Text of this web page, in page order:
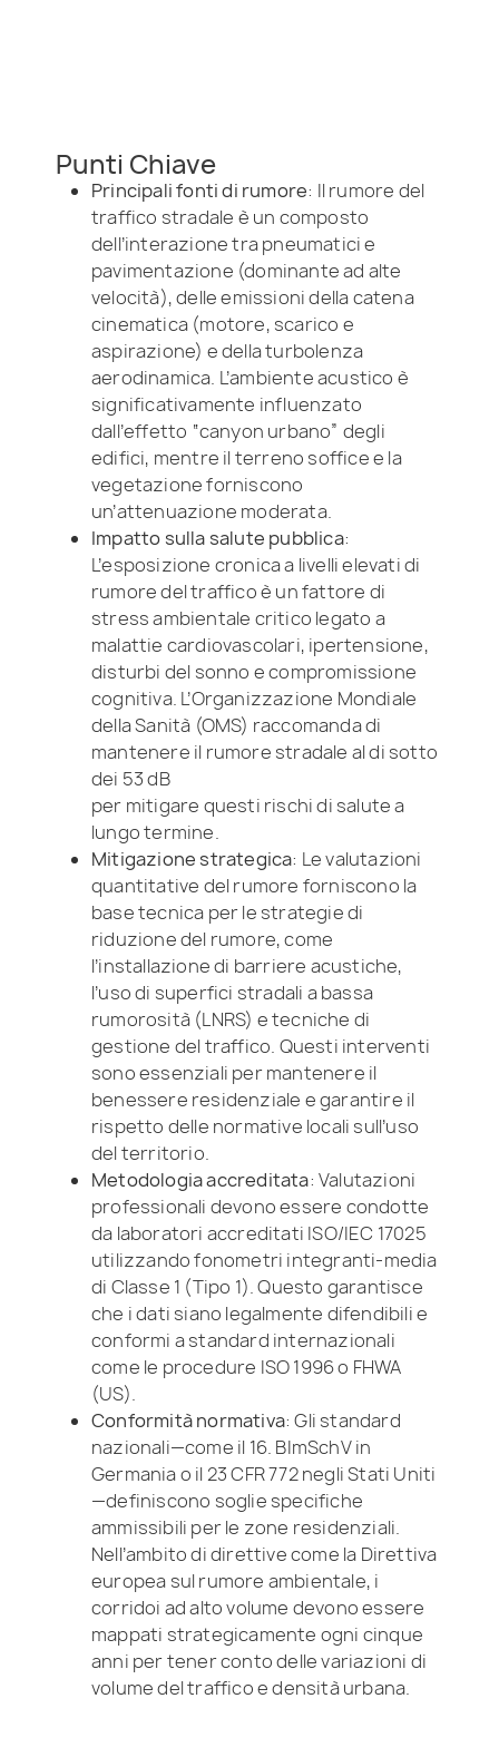
Punti Chiave
Principali fonti di rumore: Il rumore del
traffico stradale è un composto
dell’interazione tra pneumatici e
pavimentazione (dominante ad alte
velocità), delle emissioni della catena
cinematica (motore, scarico e
aspirazione) e della turbolenza
aerodinamica. L’ambiente acustico è
significativamente influenzato
dall’effetto “canyon urbano” degli
edifici, mentre il terreno soffice e la
vegetazione forniscono
un’attenuazione moderata.
Impatto sulla salute pubblica:
L’esposizione cronica a livelli elevati di
rumore del traffico è un fattore di
stress ambientale critico legato a
malattie cardiovascolari, ipertensione,
disturbi del sonno e compromissione
cognitiva. L’Organizzazione Mondiale
della Sanità (OMS) raccomanda di
mantenere il rumore stradale al di sotto
dei 53 dB
per mitigare questi rischi di salute a
lungo termine.
Mitigazione strategica: Le valutazioni
quantitative del rumore forniscono la
base tecnica per le strategie di
riduzione del rumore, come
l’installazione di barriere acustiche,
l’uso di superfici stradali a bassa
rumorosità (LNRS) e tecniche di
gestione del traffico. Questi interventi
sono essenziali per mantenere il
benessere residenziale e garantire il
rispetto delle normative locali sull’uso
del territorio.
Metodologia accreditata: Valutazioni
professionali devono essere condotte
da laboratori accreditati ISO/IEC 17025
utilizzando fonometri integranti-media
di Classe 1 (Tipo 1). Questo garantisce
che i dati siano legalmente difendibili e
conformi a standard internazionali
come le procedure ISO 1996 o FHWA
(US).
Conformità normativa: Gli standard
nazionali—come il 16. BImSchV in
Germania o il 23 CFR 772 negli Stati Uniti
—definiscono soglie specifiche
ammissibili per le zone residenziali.
Nell’ambito di direttive come la Direttiva
europea sul rumore ambientale, i
corridoi ad alto volume devono essere
mappati strategicamente ogni cinque
anni per tener conto delle variazioni di
volume del traffico e densità urbana.